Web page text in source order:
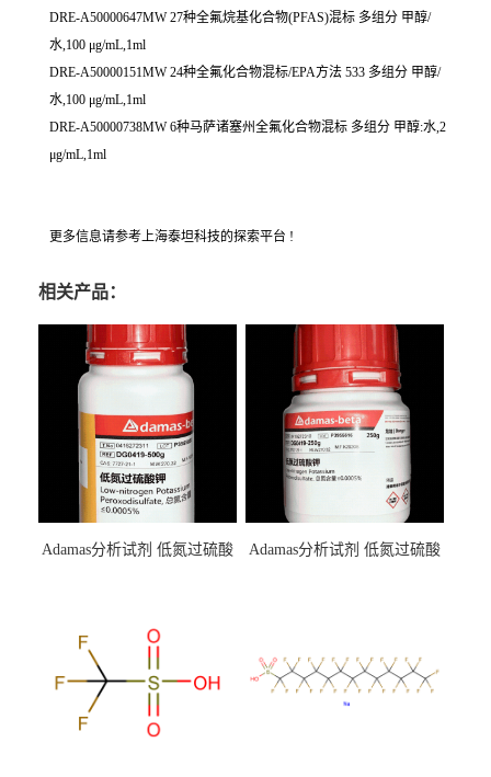
DRE-A50000647MW 27种全氟烷基化合物(PFAS)混标 多组分 甲醇/
水,100 μg/mL,1ml
DRE-A50000151MW 24种全氟化合物混标/EPA方法 533 多组分 甲醇/
水,100 μg/mL,1ml
DRE-A50000738MW 6种马萨诸塞州全氟化合物混标 多组分 甲醇:水,2
μg/mL,1ml
更多信息请参考上海泰坦科技的探索平台 !
相关产品：
Adamas分析试剂 低氮过硫酸
（泰坦现货供应）
Adamas分析试剂 低氮过硫酸